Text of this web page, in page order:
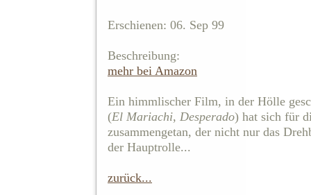
Erschienen: 06. Sep 99
Beschreibung:
mehr bei Amazon
Ein himmlischer Film, in der Hölle
(El Mariachi, Desperado) hat sich für
zusammengetan, der nicht nur das
der Hauptrolle...
zurück...